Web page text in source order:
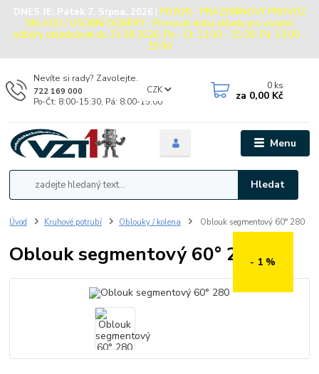
DNES JE: Pátek 7. Srpna, 2026 | POZOR - PRÁZDNINOVÝ PROVOZ
SKLADU / OSOBNÍ ODBĚRY - Provozní doba skladu pro osobní
odběry objednávek do 31.08.2026: Po - Čt: 13:00 - 15:30, Pá: 13:00 -
15:00
Menu
CZK
Hledat
Nevíte si rady? Zavolejte.
722 169 000
Po-Čt: 8:00-15:30, Pá: 8:00-15:00
0 ks
za 0,00 Kč
Úvod Kruhové potrubí Oblouky / kolena Oblouk segmentový 60° 280
Oblouk segmentový 60° 280- 1 %